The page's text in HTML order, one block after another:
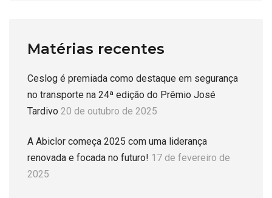
Matérias recentes
Ceslog é premiada como destaque em segurança
no transporte na 24ª edição do Prêmio José
Tardivo 20 de outubro de 2025
A Abiclor começa 2025 com uma liderança
renovada e focada no futuro! 17 de fevereiro de
2025